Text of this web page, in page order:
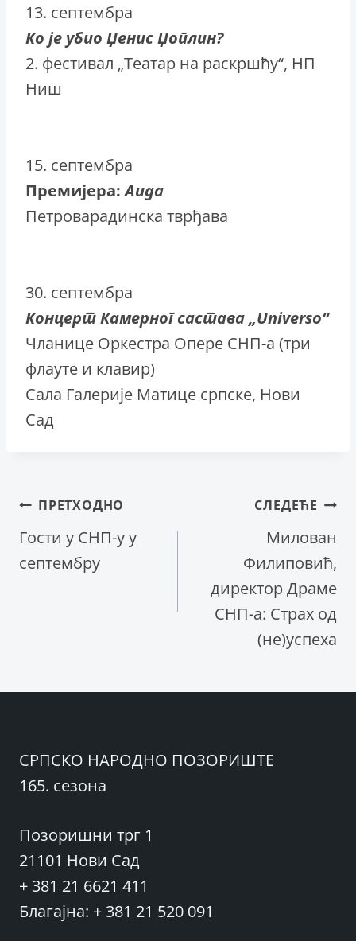
13. септембра
Ко је убио Џенис Џоплин?
2. фестивал „Театар на раскршћу“, НП
Ниш
15. септембра
Премијера:Аида
Петроварадинска тврђава
30. септембра
Концерт Камерног састава „Universo“
Чланице Оркестра Опере СНП-а (три
флауте и клавир)
Сала Галерије Матице српске, Нови
Сад
Кретање
чланка
ПРЕТХОДНО
Гости у СНП-у у
септембру
СЛЕДЕЋЕ
Милован
Филиповић,
директор Драме
СНП-а: Страх од
(не)успеха
СРПСКО НАРОДНО ПОЗОРИШТЕ
165. сезона
Позоришни трг 1
21101 Нови Сад
+ 381 21 6621 411
Благајна: + 381 21 520 091